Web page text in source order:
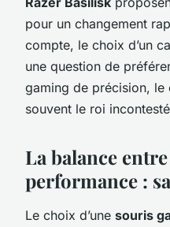
pour un changement
compte, le choix d’un
une question de
gaming de précision, le
souvent le roi
La balance
performance :
Le choix d’une souris